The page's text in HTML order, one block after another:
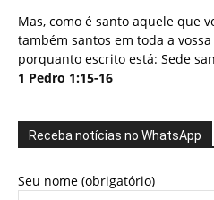
Mas, como é santo aquele que
também santos em toda a
porquanto escrito está: Sede
1 Pedro 1:15-16
Receba notícias no WhatsApp
Seu nome (obrigatório)